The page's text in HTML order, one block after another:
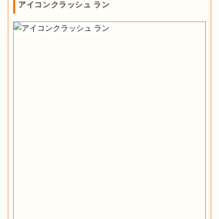
アイコンクラッシュ ラン